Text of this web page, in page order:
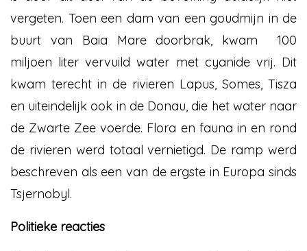
vergeten. Toen een dam van een goudmijn in de
buurt van Baia Mare doorbrak, kwam 100
miljoen liter vervuild water met cyanide vrij. Dit
kwam terecht in de rivieren Lapus, Somes, Tisza
en uiteindelijk ook in de Donau, die het water naar
de Zwarte Zee voerde. Flora en fauna in en rond
de rivieren werd totaal vernietigd. De ramp werd
beschreven als een van de ergste in Europa sinds
Tsjernobyl.
Politieke reacties